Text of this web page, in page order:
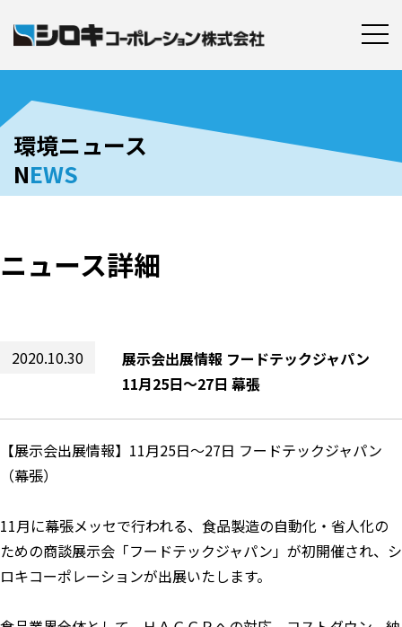
環境ニュース
NEWS
ニュース詳細
2020.10.30
展示会出展情報 フードテックジャパン
11月25日～27日 幕張
【展示会出展情報】11月25日～27日 フードテックジャパン
（幕張）
11月に幕張メッセで行われる、食品製造の自動化・省人化の
ための商談展示会「フードテックジャパン」が初開催され、シ
ロキコーポレーションが出展いたします。